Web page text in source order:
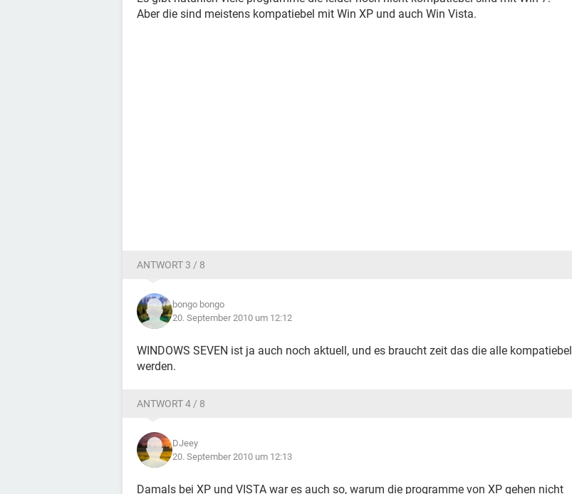
Aber die sind meistens kompatiebel mit Win XP und auch Win Vista.
ANTWORT 3 / 8
bongo bongo
20. September 2010 um 12:12
WINDOWS SEVEN ist ja auch noch aktuell, und es braucht zeit das die alle kompatiebel
werden.
ANTWORT 4 / 8
DJeey
20. September 2010 um 12:13
Damals bei XP und VISTA war es auch so, warum die programme von XP gehen nicht